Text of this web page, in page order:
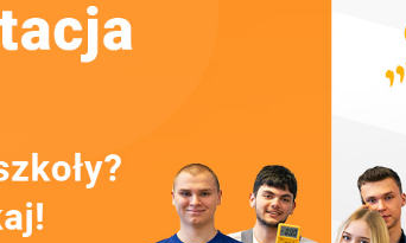
i życzymy wielu kolejnych lat